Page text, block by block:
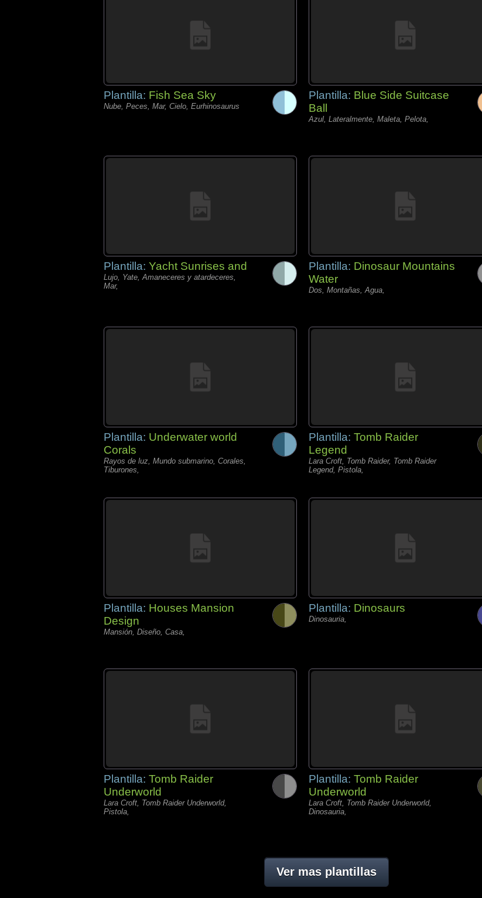
Plantilla: Fish Sea Sky
Nube, Peces, Mar, Cielo, Eurhinosaurus
Plantilla: Blue Side Suitcase
Ball
Azul, Lateralmente, Maleta, Pelota,
Plantilla: Yacht Sunrises and
Lujo, Yate, Amaneceres y atardeceres,
Mar,
Plantilla: Dinosaur Mountains
Water
Dos, Montañas, Agua,
Plantilla: Underwater world
Corals
Rayos de luz, Mundo submarino, Corales,
Tiburones,
Plantilla: Tomb Raider
Legend
Lara Croft, Tomb Raider, Tomb Raider
Legend, Pistola,
Plantilla: Houses Mansion
Design
Mansión, Diseño, Casa,
Plantilla: Dinosaurs
Dinosauria,
Plantilla: Tomb Raider
Underworld
Lara Croft, Tomb Raider Underworld,
Pistola,
Plantilla: Tomb Raider
Underworld
Lara Croft, Tomb Raider Underworld,
Dinosauria,
Ver mas plantillas